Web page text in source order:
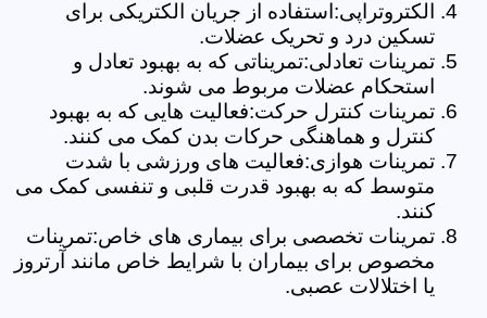
الکتروتراپی:استفاده از جریان الکتریکی برای
تسکین درد و تحریک عضلات.
تمرینات تعادلی:تمریناتی که به بهبود تعادل و
استحکام عضلات مربوط می شوند.
تمرینات کنترل حرکت:فعالیت هایی که به بهبود
کنترل و هماهنگی حرکات بدن کمک می کنند.
تمرینات هوازی:فعالیت های ورزشی با شدت
متوسط که به بهبود قدرت قلبی و تنفسی کمک می
کنند.
تمرینات تخصصی برای بیماری های خاص:تمرینات
مخصوص برای بیماران با شرایط خاص مانند آرتروز
یا اختلالات عصبی.